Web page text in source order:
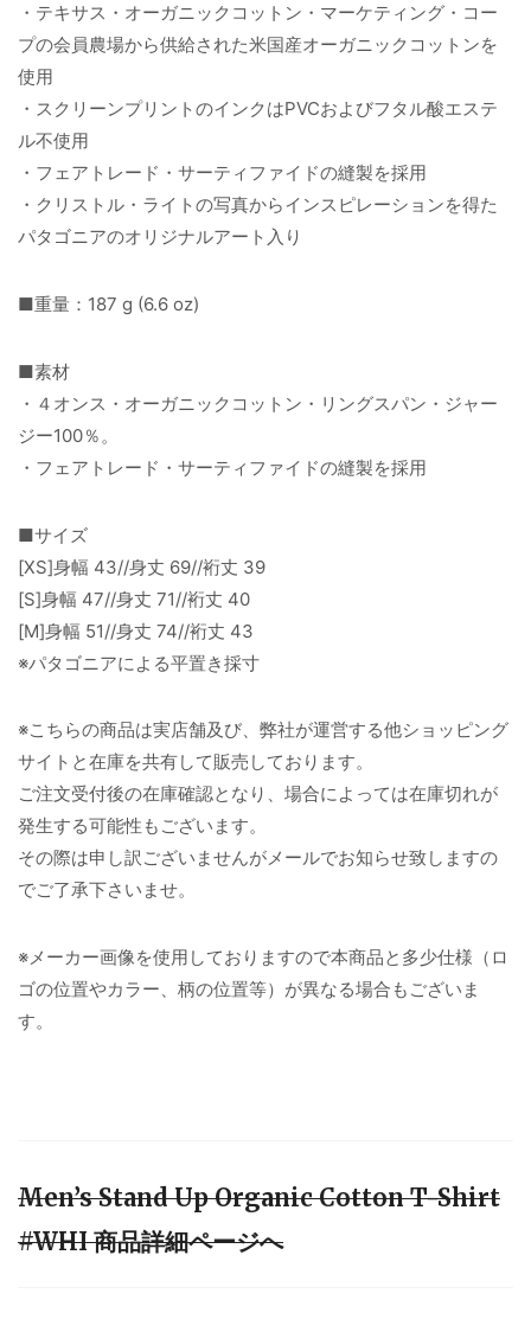
・テキサス・オーガニックコットン・マーケティング・コー
プの会員農場から供給された米国産オーガニックコットンを
使用
・スクリーンプリントのインクはPVCおよびフタル酸エステ
ル不使用
・フェアトレード・サーティファイドの縫製を採用
・クリストル・ライトの写真からインスピレーションを得た
パタゴニアのオリジナルアート入り
■重量：187 g (6.6 oz)
■素材
・４オンス・オーガニックコットン・リングスパン・ジャー
ジー100％。
・フェアトレード・サーティファイドの縫製を採用
■サイズ
[XS]身幅 43//身丈 69//裄丈 39
[S]身幅 47//身丈 71//裄丈 40
[M]身幅 51//身丈 74//裄丈 43
※パタゴニアによる平置き採寸
※こちらの商品は実店舗及び、弊社が運営する他ショッピング
サイトと在庫を共有して販売しております。
ご注文受付後の在庫確認となり、場合によっては在庫切れが
発生する可能性もございます。
その際は申し訳ございませんがメールでお知らせ致しますの
でご了承下さいませ。
※メーカー画像を使用しておりますので本商品と多少仕様（ロ
ゴの位置やカラー、柄の位置等）が異なる場合もございま
す。
Men’s Stand Up Organic Cotton T-Shirt
#WHI 商品詳細ページへ